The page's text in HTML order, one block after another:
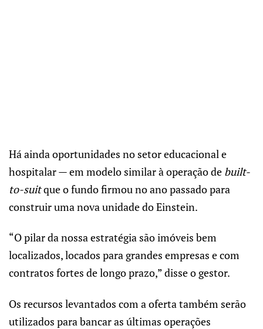
Há ainda oportunidades no setor educacional e
hospitalar — em modelo similar à operação de built-
to-suitque o fundo firmou no ano passado para
construir uma nova unidade do Einstein.
“O pilar da nossa estratégia são imóveis bem
localizados, locados para grandes empresas e com
contratos fortes de longo prazo,” disse o gestor.
Os recursos levantados com a oferta também serão
utilizados para bancar as últimas operações